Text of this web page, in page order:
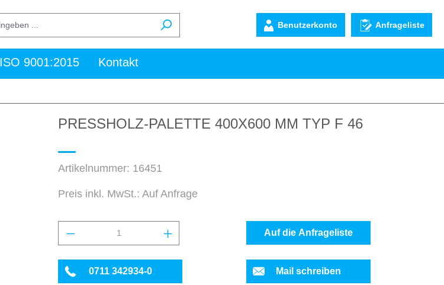
Benutzerkonto Anfrageliste
9001:2015 Kontakt
PRESSHOLZ-PALETTE 400X600 MM TYP F 46
Artikelnummer: 16451
Preis inkl. MwSt.: Auf Anfrage
Produkt Anzahl: Gib den gewünschten Wert ein oder
Auf die Anfrageliste
0711 342934-0 Mail schreiben